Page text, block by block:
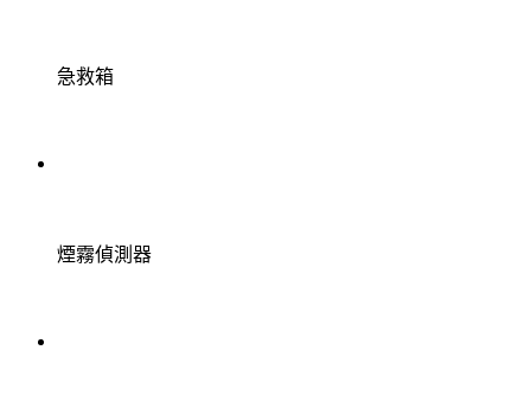
急救箱
煙霧偵測器